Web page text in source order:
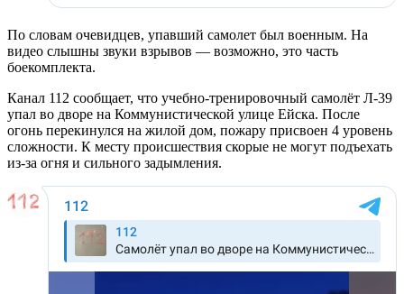
По словам очевидцев, упавший самолет был военным. На
видео слышны звуки взрывов — возможно, это часть
боекомплекта.
Канал 112 сообщает, что учебно-тренировочный самолёт Л-39
упал во дворе на Коммунистической улице Ейска. После
огонь перекинулся на жилой дом, пожару присвоен 4 уровень
сложности. К месту происшествия скорые не могут подъехать
из-за огня и сильного задымления.